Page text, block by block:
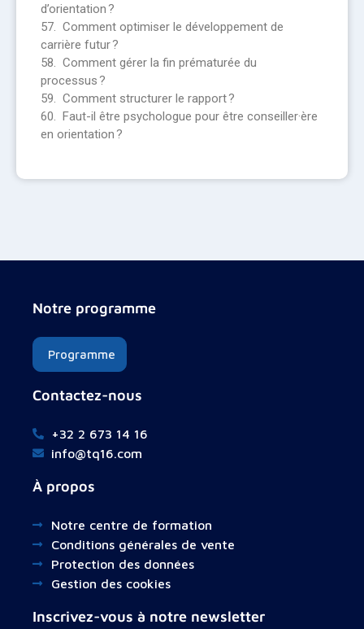
d’orientation ?
57. Comment optimiser le développement de
carrière futur ?
58. Comment gérer la fin prématurée du
processus ?
59. Comment structurer le rapport ?
60. Faut-il être psychologue pour être conseiller·ère
en orientation ?
Notre programme
Programme
Contactez-nous
+32 2 673 14 16
info@tq16.com
À propos
Notre centre de formation
Conditions générales de vente
Protection des données
Gestion des cookies
Inscrivez-vous à notre newsletter